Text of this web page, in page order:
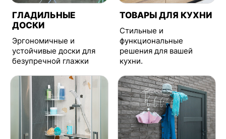
ГЛАДИЛЬНЫЕ
ДОСКИ
Эргономичные и
устойчивые доски для
безупречной глажки
ТОВАРЫ ДЛЯ КУХНИ
Стильные и
функциональные
решения для вашей
кухни.